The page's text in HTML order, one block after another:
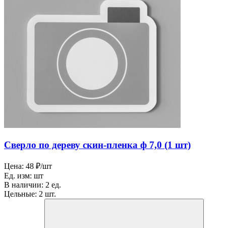
Сверло по дереву скин-пленка ф 7,0 (1 шт)
Цена: 48 ₽/шт
Ед. изм: шт
В наличии: 2 ед.
Цельные: 2 шт.